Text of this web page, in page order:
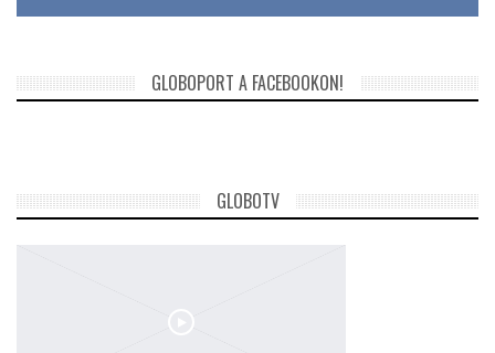
GLOBOPORT A FACEBOOKON!
GLOBOTV